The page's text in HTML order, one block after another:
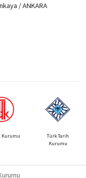
/ ANKARA
Kurumu
Türk Tarih
Kurumu